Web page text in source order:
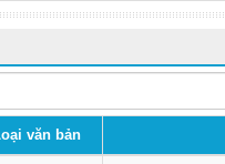
văn bản